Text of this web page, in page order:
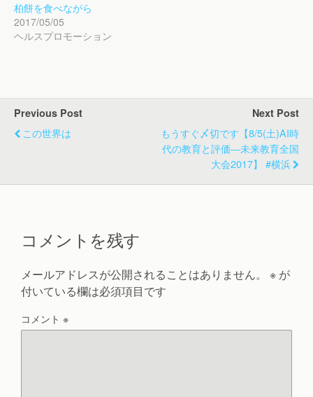
柏餅を食べながら
2017/05/05
ヘルスプロモーション
Previous Post
この世界は
Next Post
もうすぐ〆切です【8/5(土)AI時
代の教育と評価―未来教育全国
大会2017】 #横浜
コメントを残す
メールアドレスが公開されることはありません。 ※ が
付いている欄は必須項目です
コメント ※